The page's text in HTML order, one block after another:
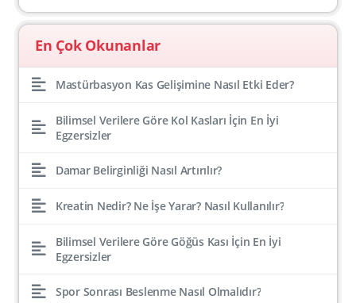
En Çok Okunanlar
Mastürbasyon Kas Gelişimine Nasıl Etki Eder?
Bilimsel Verilere Göre Kol Kasları İçin En İyi
Egzersizler
Damar Belirginliği Nasıl Artırılır?
Kreatin Nedir? Ne İşe Yarar? Nasıl Kullanılır?
Bilimsel Verilere Göre Göğüs Kası İçin En İyi
Egzersizler
Spor Sonrası Beslenme Nasıl Olmalıdır?